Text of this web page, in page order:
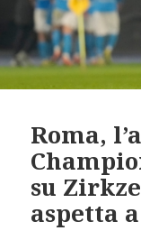
Roma,
su
aspetta